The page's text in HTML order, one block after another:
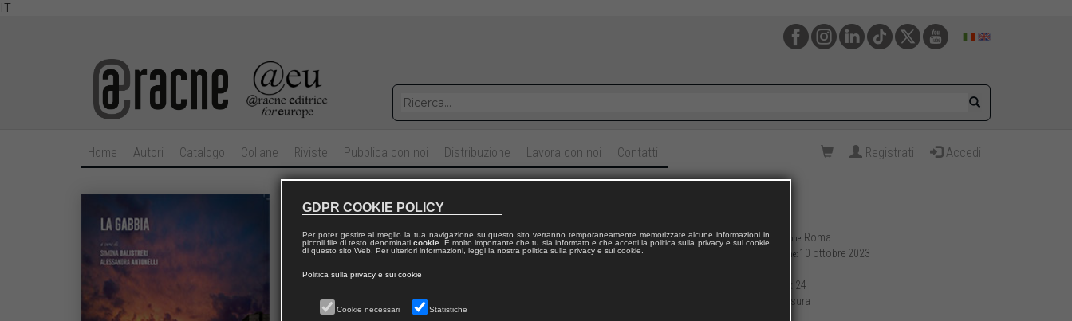
IT
Home Autori Catalogo Collane Riviste Pubblica con noi Distribuzione Lavora con noi Contatti Registrati Accedi
La Gabbia
Curatori:Alessandra ANTONELLI,Simona BALISTRERI Luogo di pubblicazione: Roma
Data di pubblicazione: 10 ottobre 2023
17 x 24
brossura
GDPR COOKIE POLICY
Per poter gestire al meglio la tua navigazione su questo sito verranno temporaneamente memorizzate alcune informazioni in
piccoli file di testo denominati cookie. È molto importante che tu sia informato e che accetti la politica sulla privacy e sui cookie
di questo sito Web. Per ulteriori informazioni, leggi la nostra politica sulla privacy e sui cookie.
Politica sulla privacy e sui cookie
Cookie necessari Statistiche